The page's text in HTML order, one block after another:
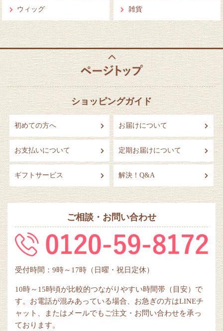
ウィッグ 雑貨
ショッピングガイド
初めての方へ お届けについて
お支払いについて 定期お届けについて
ギフトサービス 解決！Q&A
ご相談・お問い合わせ
受付時間：9時～17時（日曜・祝日定休）
10時～15時頃が比較的つながりやすい時間帯（目安）で
す。お電話が混みあっている場合、お急ぎの方はLINEチ
ャット、またはメールでもご注文・お問い合わせを承っ
ております。